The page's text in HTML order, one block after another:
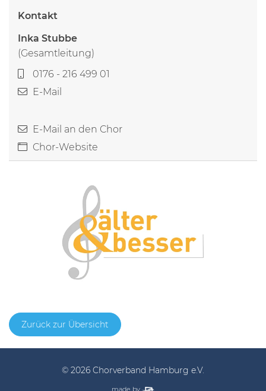
Kontakt
Inka Stubbe
(Gesamtleitung)
0176 - 216 499 01
E-Mail
E-Mail an den Chor
Chor-Website
Zurück zur Übersicht
© 2026 Chorverband Hamburg e.V.
elbsite, Hamburg